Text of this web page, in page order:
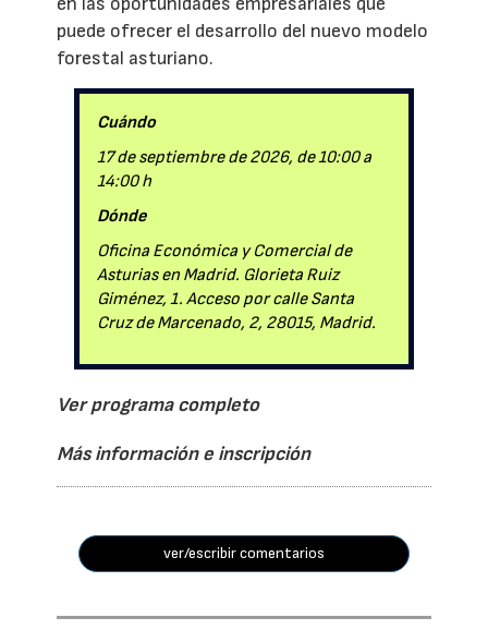
puede ofrecer el desarrollo del nuevo modelo
forestal asturiano.
Cuándo
17 de septiembre de 2026, de 10:00 a
14:00 h
Dónde
Oficina Económica y Comercial de
Asturias en Madrid. Glorieta Ruiz
Giménez, 1. Acceso por calle Santa
Cruz de Marcenado, 2, 28015, Madrid.
Ver programa completo
Más información e inscripción
ver/escribir comentarios